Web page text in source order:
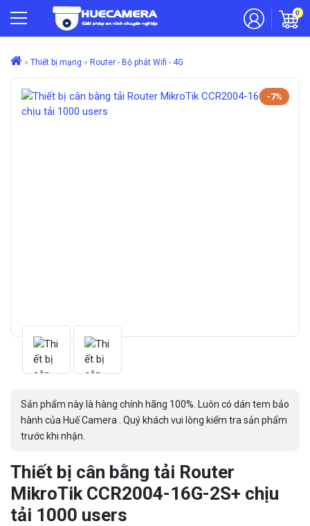
0
» Thiết bị mạng » Router - Bộ phát Wifi - 4G
-7%
Sản phẩm này là hàng chính hãng 100%. Luôn có dán tem bảo
hành của Huế Camera . Quý khách vui lòng kiểm tra sản phẩm
trước khi nhận.
Thiết bị cân bằng tải Router
MikroTik CCR2004-16G-2S+ chịu
tải 1000 users